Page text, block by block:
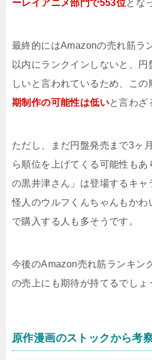
ーレイアニメ部門で553位とな
最終的にはAmazonの売れ筋ラ
以内にランクインしないと、
しいと言われているため、この
期制作の可能性は低いと言わざ
ただし、まだ円盤発売まで3ヶ
ら順位を上げてくる可能性もあ
の黒井津さん」は登場するキャ
怪人のウルフくんちゃんもかわ
で購入する人も多そうです。
今後のAmazon売れ筋ランキン
の売上にも期待が持てるでしょ
原作漫画のストックから考